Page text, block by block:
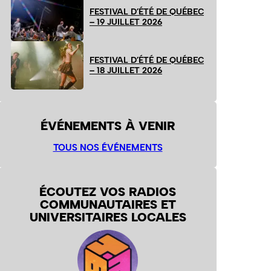
FESTIVAL D’ÉTÉ DE QUÉBEC
– 19 JUILLET 2026
FESTIVAL D’ÉTÉ DE QUÉBEC
– 18 JUILLET 2026
ÉVÉNEMENTS À VENIR
TOUS NOS ÉVÉNEMENTS
ÉCOUTEZ VOS RADIOS
COMMUNAUTAIRES ET
UNIVERSITAIRES LOCALES